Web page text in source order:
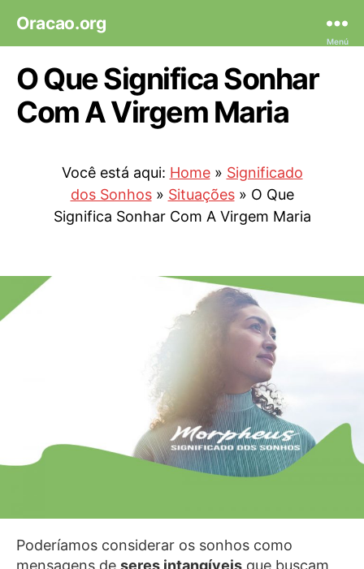
Oracao.org
Menú
O Que Significa Sonhar
Com A Virgem Maria
Você está aqui: Home» Significado
dos Sonhos» Situações» O Que
Significa Sonhar Com A Virgem Maria
Poderíamos considerar os sonhos como
mensagens de seres intangíveis que buscam